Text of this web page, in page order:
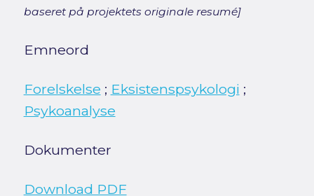
baseret på projektets originale resumé]
Emneord
Forelskelse ; Eksistenspsykologi ;
Psykoanalyse
Dokumenter
Download PDF